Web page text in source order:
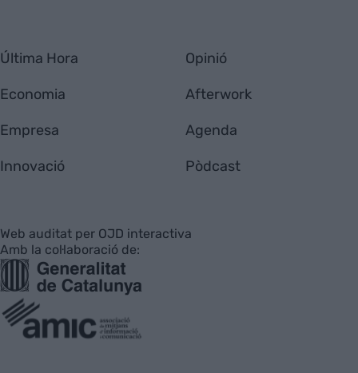
Última Hora
Economia
Empresa
Innovació
Opinió
Afterwork
Agenda
Pòdcast
Web auditat per OJD interactiva
Amb la col·laboració de: